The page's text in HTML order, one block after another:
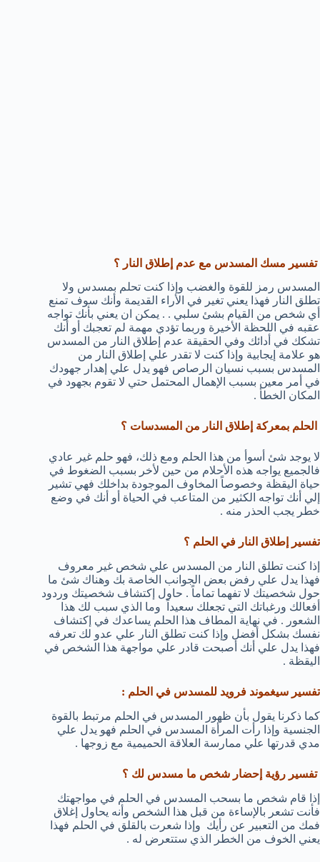
تفسير مسك المسدس مع عدم إطلاق النار ؟
المسدس رمز للقوة والغضب وإذا كنت تحلم بمسدس ولا
تطلق النار فهذا يعني تغير في الأراء القديمة وأنك سوف تمنع
أي شخص من القيام بشئ سلبي . . يمكن ان يعني بأنك تواجه
عقبه في اللحظة الأخيرة وربما تؤدي مهمة لم تعجبك أو أنك
تشكك في أدائك وفي الحقيقة عدم إطلاق النار من المسدس
هو علامة إيجابية وإذا كنت لا تقدر علي إطلاق النار من
المسدس بسبب نسيان الرصاص فهو يدل علي إهدار جهودك
في أمر معين بسبب الإهمال المحتمل حتي لا تقوم بجهود في
المكان الخطأ .
الحلم بمعركة إطلاق النار من المسدسات ؟
لا يوجد شئ أسوأ من هذا الحلم ومع ذلك، فهو حلم غير عادي
فالجميع يواجه هذه الأحلام من حين لأخر بسبب الضغوط في
حياة اليقظة وخصوصاً المخاوف الموجودة بداخلك فهي تشير
إلي أنك تواجه الكثير من المتاعب في الحياة أو أنك في وضع
خطر يجب الحذر منه .
تفسير إطلاق النار في الحلم ؟
إذا كنت تطلق النار من المسدس علي شخص غير معروف
فهذا يدل علي رفض بعض الجوانب الخاصة بك وهناك شئ ما
حول شخصيتك لا تفهما تماماً . حاول إكتشاف شخصيتك وردود
أفعالك ورغباتك التي تجعلك سعيداً وما الذي سبب لك هذا
الشعور . في نهاية المطاف هذا الحلم يساعدك في إكتشاف
نفسك بشكل أفضل وإذا كنت تطلق النار علي عدو لك تعرفه
فهذا يدل علي أنك أصبحت قادر علي مواجهة هذا الشخص في
اليقظة .
تفسير سيغموند فرويد للمسدس في الحلم :
كما ذكرنا يقول بأن ظهور المسدس في الحلم مرتبط بالقوة
الجنسية وإذا رأت المرأة المسدس في الحلم فهو يدل علي
مدي قدرتها علي ممارسة العلاقة الحميمية مع زوجها .
تفسير رؤية إحضار شخص ما مسدس لك ؟
إذا قام شخص ما بسحب المسدس في الحلم في مواجهتك
فأنت تشعر بالإساءة من قبل هذا الشخص وأنه يحاول إغلاق
فمك من التعبير عن رأيك وإذا شعرت بالقلق في الحلم فهذا
يعني الخوف من الخطر الذي ستتعرض له .